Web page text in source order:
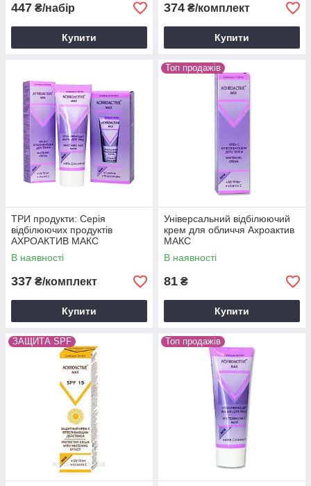
447 ₴/набір
Купити
374 ₴/комплект
Купити
ТРИ продукти: Серія
відбілюючих продуктів
АХРОАКТИВ МАКС
В наявності
337 ₴/комплект
Купити
Топ продажів
Універсальний відбілюючий
крем для обличчя Ахроактив
МАКС
В наявності
81 ₴
Купити
ЗАЩИТА SPF Топ продажів